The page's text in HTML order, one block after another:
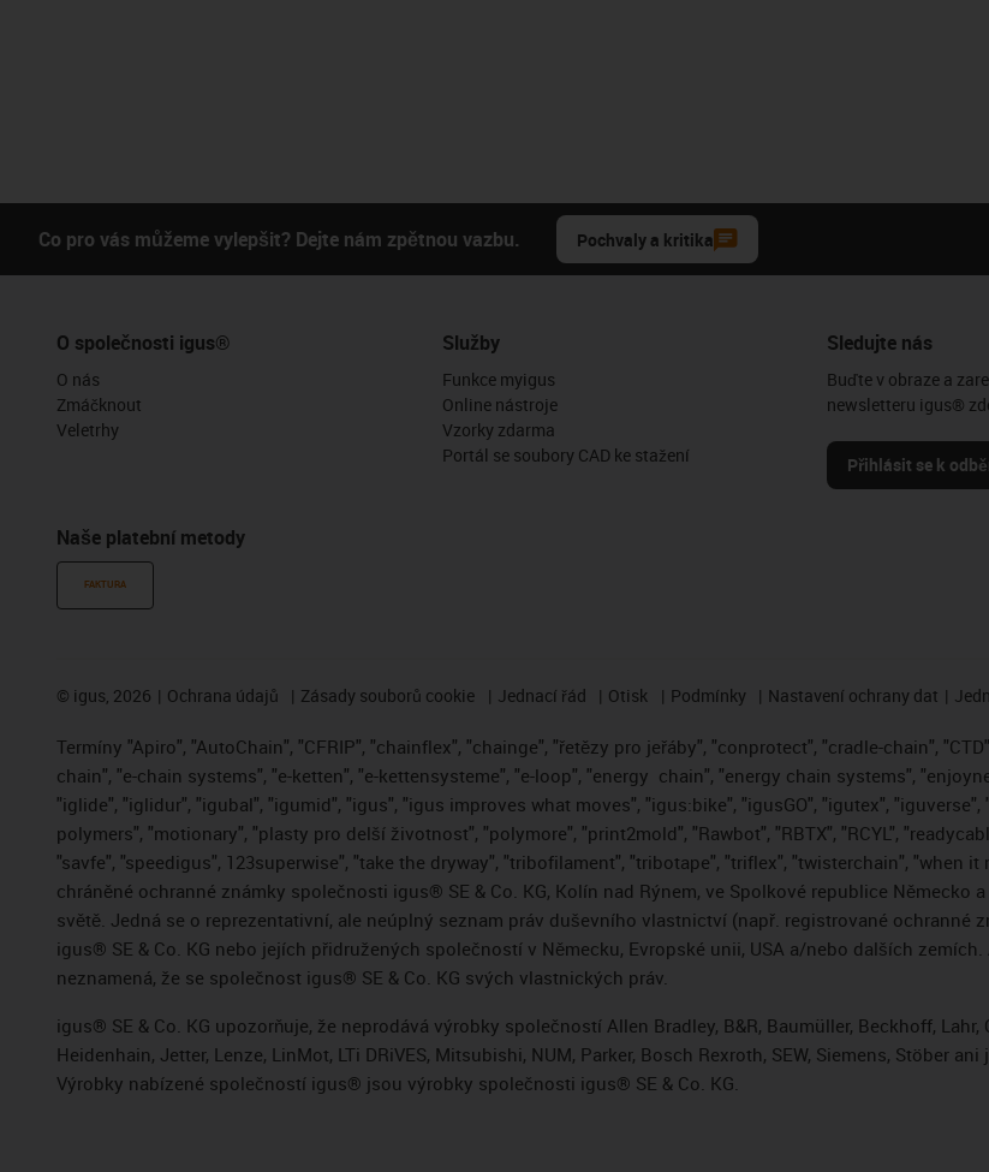
Co pro vás můžeme vylepšit? Dejte nám zpětnou vazbu. Pochvaly a kritika
O společnosti igus®
O nás
Zmáčknout
Veletrhy
Naše platební metody
FAKTURA
Služby
Funkce myigus
Online nástroje
Vzorky zdarma
Portál se soubory CAD ke stažení
Sledujte nás
Buďte v obraze a
newsletteru igus®
Přihlásit se k
© igus, 2026 Ochrana údajů Zásady souborů cookie Jednací řád Otisk Podmínky Nastavení ochrany dat
Termíny "Apiro", "AutoChain", "CFRIP", "chainflex", "chainge", "řetězy pro jeřáby", "conprotect", "cradle-chain",
chain", "e-chain systems", "e-ketten", "e-kettensysteme", "e-loop", "energy chain", "energy chain systems",
"iglide", "iglidur", "igubal", "igumid", "igus", "igus improves what moves", "igus:bike", "igusGO", "igutex", "iguverse",
polymers", "motionary", "plasty pro delší životnost", "polymore", "print2mold", "Rawbot", "RBTX", "RCYL",
"savfe", "speedigus", 123superwise", "take the dryway", "tribofilament", "tribotape", "triflex", "twisterchain", "when
chráněné ochranné známky společnosti igus® SE & Co. KG, Kolín nad Rýnem, ve Spolkové republice
světě. Jedná se o reprezentativní, ale neúplný seznam práv duševního vlastnictví (např. registrované
igus® SE & Co. KG nebo jejích přidružených společností v Německu, Evropské unii, USA a/nebo dalších
neznamená, že se společnost igus® SE & Co. KG svých vlastnických práv.
igus® SE & Co. KG upozorňuje, že neprodává výrobky společností Allen Bradley, B&R, Baumüller, Beckhoff, Lahr,
Heidenhain, Jetter, Lenze, LinMot, LTi DRiVES, Mitsubishi, NUM, Parker, Bosch Rexroth, SEW, Siemens, Stöber
Výrobky nabízené společností igus® jsou výrobky společnosti igus® SE & Co. KG.